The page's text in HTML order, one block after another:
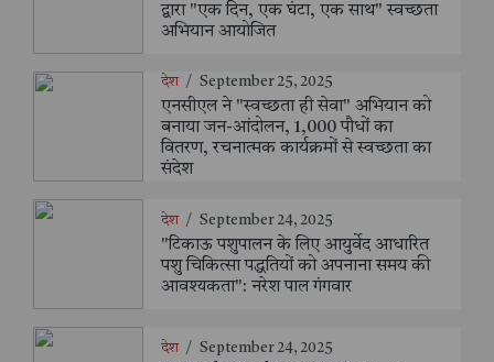
द्वारा "एक दिन, एक घंटा, एक साथ" स्वच्छता
अभियान आयोजित
देश / September 25, 2025
एनसीएल ने "स्वच्छता ही सेवा" अभियान को
बनाया जन-आंदोलन, 1,000 पौधों का
वितरण, रचनात्मक कार्यक्रमों से स्वच्छता का
संदेश
देश / September 24, 2025
"टिकाऊ पशुपालन के लिए आयुर्वेद आधारित
पशु चिकित्सा पद्धतियों को अपनाना समय की
आवश्यकता": नरेश पाल गंगवार
देश / September 24, 2025